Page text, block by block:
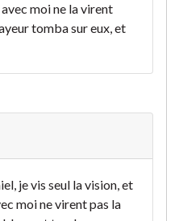
moi ne la virent
tomba sur eux, et
je vis seul la vision, et
moi ne virent pas la